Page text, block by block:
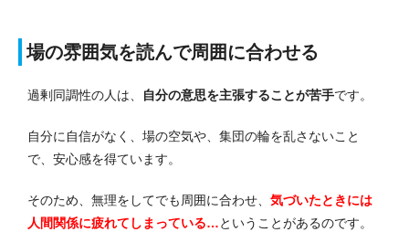
場の雰囲気を読んで周囲に合わせる
過剰同調性の人は、 自分の意思を主張することが苦手です。
自分に自信がなく、場の空気や、集団の輪を乱さないこと
で、安心感を得ています。
そのため、無理をしてでも周囲に合わせ、 気づいたときには
人間関係に疲れてしまっている…ということがあるのです。